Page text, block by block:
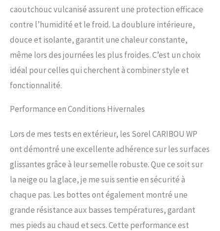
caoutchouc vulcanisé assurent une protection efficace
contre l’humidité et le froid. La doublure intérieure,
douce et isolante, garantit une chaleur constante,
même lors des journées les plus froides. C’est un choix
idéal pour celles qui cherchent à combiner style et
fonctionnalité.
Performance en Conditions Hivernales
Lors de mes tests en extérieur, les Sorel CARIBOU WP
ont démontré une excellente adhérence sur les surfaces
glissantes grâce à leur semelle robuste. Que ce soit sur
la neige ou la glace, je me suis sentie en sécurité à
chaque pas. Les bottes ont également montré une
grande résistance aux basses températures, gardant
mes pieds au chaud et secs. Cette performance est